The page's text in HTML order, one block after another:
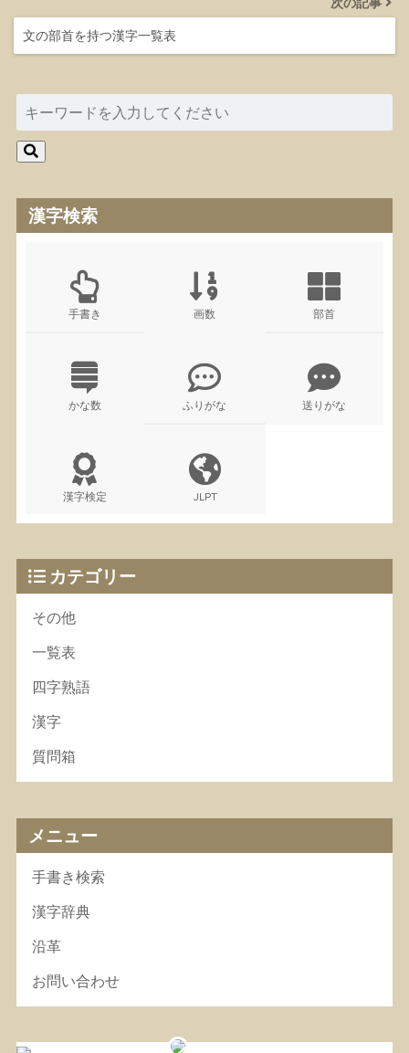
文の部首を持つ漢字一覧表
漢字検索
手書き 画数 部首
かな数 ふりがな 送りがな
漢字検定 JLPT
カテゴリー
その他
一覧表
四字熟語
漢字
質問箱
メニュー
手書き検索
漢字辞典
沿革
お問い合わせ